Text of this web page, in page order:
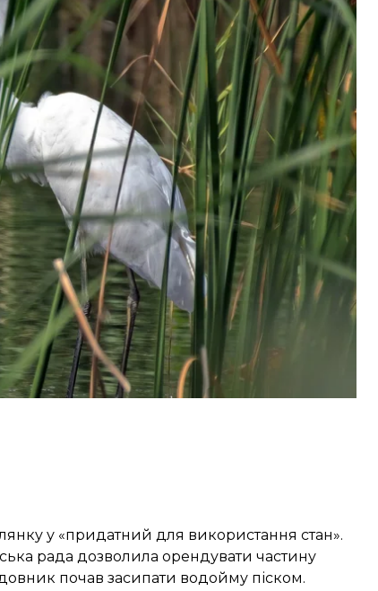
суду першої інстанції та визнав
озера Вирлиця в Києві під будівництво
збудувати ТРЦ та офісний центр, є
проспектом Бажана. Вона входить в межі
прибережної захисної смуги та
фонду. Так, значна її частина вкрита
екосистеми й оселищем птахів,
нересту трьох видів червонокнижних
у «придатний для використання стан».
рада дозволила орендувати частину
почав засипати водойму піском.